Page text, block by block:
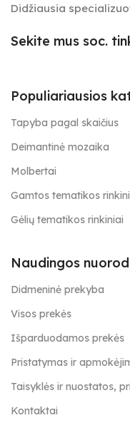
Didžiausia
Sekite mus soc.
Populiariausios
Tapyba pagal skaičius
Deimantinė mozaika
Molbertai
Gamtos tematikos
Gėlių tematikos rinkiniai
Naudingos
Didmeninė prekyba
Visos prekės
Išparduodamos prekės
Pristatymas ir
Taisyklės ir nuostatos,
Kontaktai